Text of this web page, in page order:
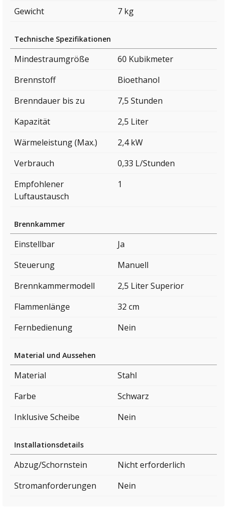
Gewicht 7 kg
Technische Spezifikationen
Mindestraumgröße
60 Kubikmeter
Brennstoff
Bioethanol
Brenndauer bis zu
7,5 Stunden
Kapazität
2,5 Liter
Wärmeleistung (Max.)
2,4 kW
Verbrauch
0,33 L/Stunden
Empfohlener
Luftaustausch
1
Brennkammer
Einstellbar
Ja
Steuerung
Manuell
Brennkammermodell
2,5 Liter Superior
Flammenlänge
32 cm
Fernbedienung
Nein
Material und Aussehen
Material
Stahl
Farbe
Schwarz
Inklusive Scheibe
Nein
Installationsdetails
Abzug/Schornstein
Nicht erforderlich
Stromanforderungen
Nein